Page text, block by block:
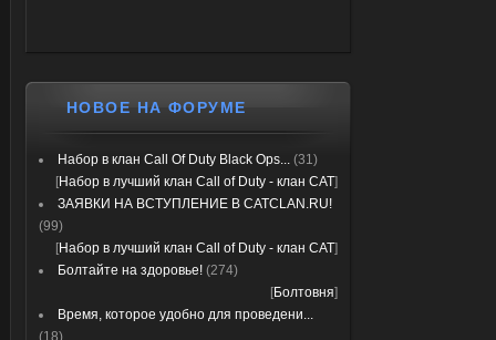
НОВОЕ НА ФОРУМЕ
Набор в клан Call Of Duty Black Ops... (31)
[Набор в лучший клан Call of Duty - клан CAT]
ЗАЯВКИ НА ВСТУПЛЕНИЕ В CATCLAN.RU!
(99)
[Набор в лучший клан Call of Duty - клан CAT]
Болтайте на здоровье! (274)
[Болтовня]
Время, которое удобно для проведени...
(18)